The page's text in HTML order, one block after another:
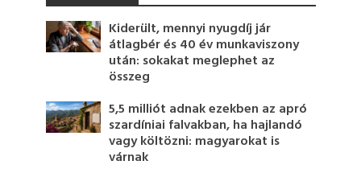
Kiderült, mennyi nyugdíj jár
átlagbér és 40 év munkaviszony
után: sokakat meglephet az
összeg
5,5 milliót adnak ezekben az apró
szardíniai falvakban, ha hajlandó
vagy költözni: magyarokat is
várnak